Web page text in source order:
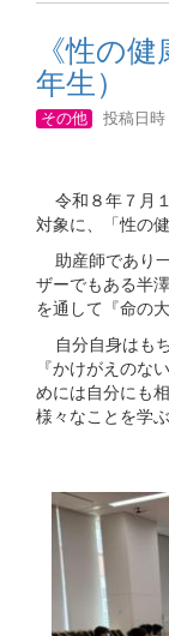
《性の
年生）
その他 投稿日
令和８年７月
対象に、「性の
助産師であり
ザーでもある半
を通して『命の
自分自身はも
『かけがえのな
めには自分にも
様々なことを学